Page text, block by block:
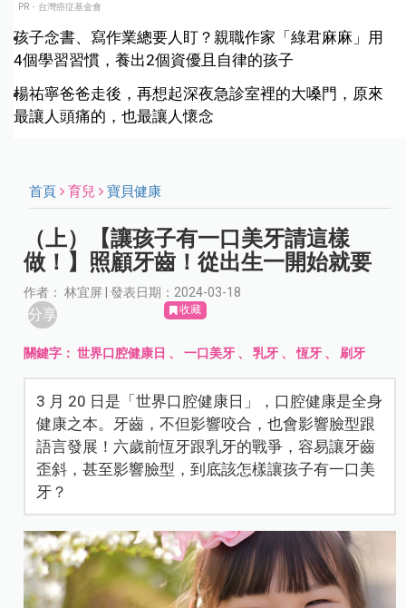
PR・台灣癌症基金會
孩子念書、寫作業總要人盯？親職作家「綠君麻麻」用
4個學習習慣，養出2個資優且自律的孩子
楊祐寧爸爸走後，再想起深夜急診室裡的大嗓門，原來
最讓人頭痛的，也最讓人懷念
首頁 育兒 寶貝健康
（上）【讓孩子有一口美牙請這樣
做！】照顧牙齒！從出生一開始就要
作者： 林宜屏 | 發表日期：2024-03-18
分享 收藏
關鍵字：世界口腔健康日 、一口美牙 、乳牙 、恆牙 、 刷牙
3 月 20 日是「世界口腔健康日」，口腔健康是全身
健康之本。牙齒，不但影響咬合，也會影響臉型跟
語言發展！六歲前恆牙跟乳牙的戰爭，容易讓牙齒
歪斜，甚至影響臉型，到底該怎樣讓孩子有一口美
牙？